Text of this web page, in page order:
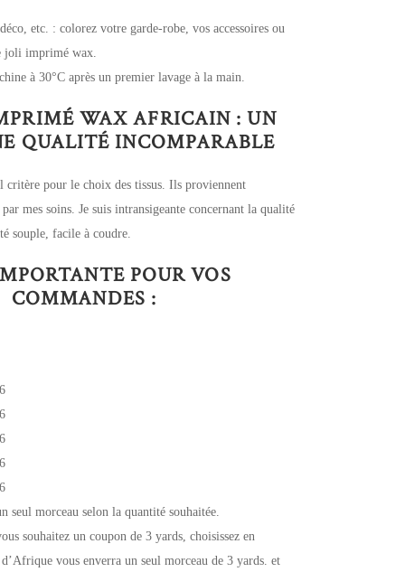
etc. : colorez votre garde-robe, vos accessoires ou
joli imprimé wax.
à 30°C après un premier lavage à la main.
WAX AFRICAIN : UN
QUALITÉ INCOMPARABLE
critère pour le choix des tissus. Ils proviennent
mes soins. Je suis intransigeante concernant la qualité
souple, facile à coudre.
POUR VOS
COMMANDES :
seul morceau selon la quantité souhaitée.
souhaitez un coupon de 3 yards, choisissez en
vous enverra un seul morceau de 3 yards. et